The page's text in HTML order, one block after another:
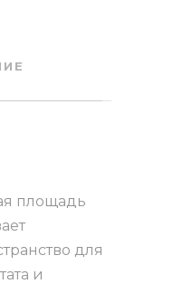
площадь
для
и